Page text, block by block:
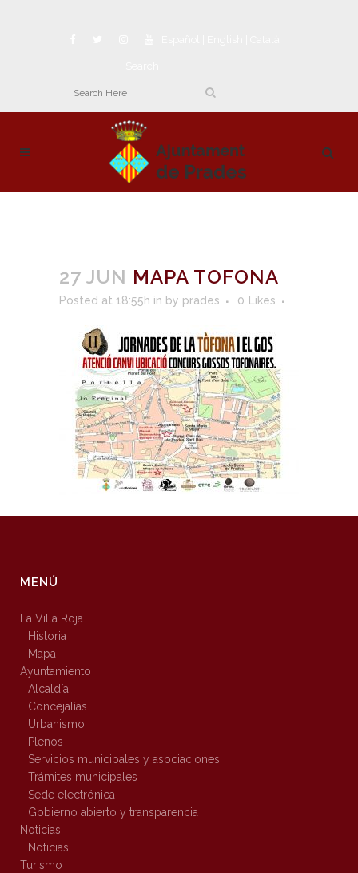
27 JUN MAPA TOFONA
Posted at 18:55h in by prades 0 Likes
MENÚ
La Villa Roja
Historia
Mapa
Ayuntamiento
Alcaldía
Concejalías
Urbanismo
Plenos
Servicios municipales y asociaciones
Trámites municipales
Sede electrónica
Gobierno abierto y transparencia
Noticias
Noticias
Turismo